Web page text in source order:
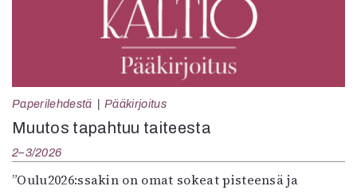
Paperilehdestä Pääkirjoitus
Muutos tapahtuu taiteesta
2–3/2026
”Oulu2026:ssakin on omat sokeat pisteensä ja